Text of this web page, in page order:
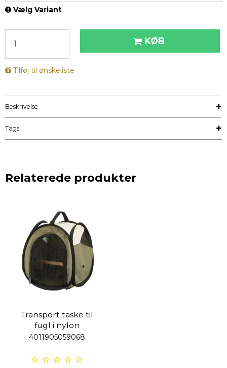
Vælg Variant
KØB
Tilføj til ønskeliste
Beskrivelse
Tags
Relaterede produkter
Transport taske til
fugl i nylon
4011905059068